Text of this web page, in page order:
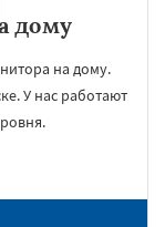
дому
на дому.
У нас работают